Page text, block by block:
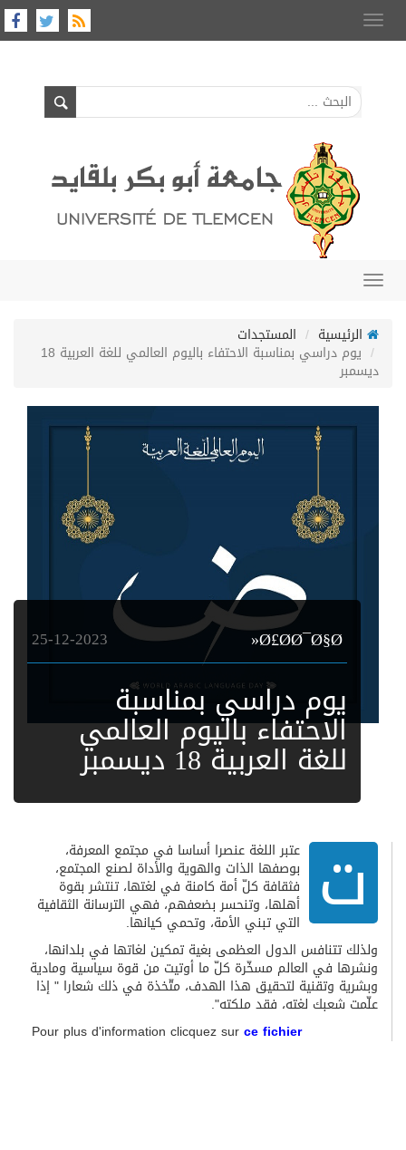
Toggle
navigation
Toggle
الرئيسية
المستجدات
يوم دراسي بمناسبة الاحتفاء باليوم العالمي للغة العربية 18
ديسمبر
Ø£Ø­Ø¯Ø§Ø«
25-12-2023
يوم دراسي بمناسبة
الاحتفاء باليوم العالمي
للغة العربية 18 ديسمبر
ت عتبر اللغة عنصرا أساسا في مجتمع المعرفة،
بوصفها الذات والهوية والأداة لصنع المجتمع،
فثقافة كلّ أمة كامنة في لغتها، تنتشر بقوة
أهلها، وتنحسر بضعفهم، فهي الترسانة الثقافية
التي تبني الأمة، وتحمي كيانها.
ولذلك تتنافس الدول العظمى بغية تمكين لغاتها في بلدانها،
ونشرها في العالم مسخّرة كلّ ما أوتيت من قوة سياسية ومادية
وبشرية وتقنية لتحقيق هذا الهدف، متّخذة في ذلك شعارا " إذا
علّمت شعبك لغته، فقد ملكته".
Pour plus d'information clicquez surce fichier